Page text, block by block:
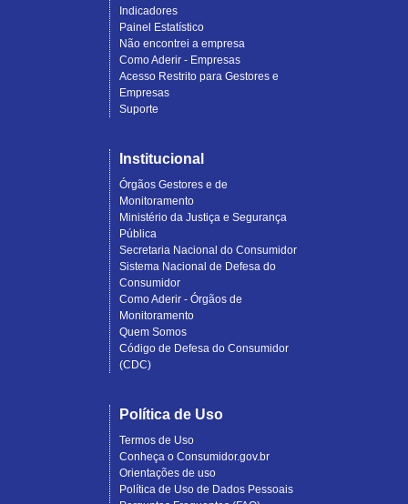
Indicadores
Painel Estatístico
Não encontrei a empresa
Como Aderir - Empresas
Acesso Restrito para Gestores e
Empresas
Suporte
Institucional
Órgãos Gestores e de
Monitoramento
Ministério da Justiça e Segurança
Pública
Secretaria Nacional do Consumidor
Sistema Nacional de Defesa do
Consumidor
Como Aderir - Órgãos de
Monitoramento
Quem Somos
Código de Defesa do Consumidor
(CDC)
Política de Uso
Termos de Uso
Conheça o Consumidor.gov.br
Orientações de uso
Política de Uso de Dados Pessoais